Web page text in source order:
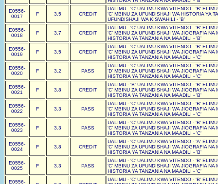
E0556-
0017
F 3.5 CREDIT
UALIMU - 'C' UALIMU KWA VITENDO - 'B'
'C' MBINU ZA UFUNDISHAJI WA HISTORIA YA
UFUNDISHAJI WA KISWAHILI - 'B'
E0556-
0018
F 3.7 CREDIT
UALIMU - 'C' UALIMU KWA VITENDO - 'B'
'C' MBINU ZA UFUNDISHAJI WA JIOGRAFIA NA
HISTORIA YA TANZANIA NA MAADILI - 'B'
E0556-
0019
F 3.5 CREDIT
UALIMU - 'C' UALIMU KWA VITENDO - 'B'
'C' MBINU ZA UFUNDISHAJI WA JIOGRAFIA NA
HISTORIA YA TANZANIA NA MAADILI - 'C'
E0556-
0020
F 3.2 PASS
UALIMU - 'C' UALIMU KWA VITENDO - 'B'
'D' MBINU ZA UFUNDISHAJI WA JIOGRAFIA NA
HISTORIA YA TANZANIA NA MAADILI - 'C'
E0556-
0021
F 3.8 CREDIT
UALIMU - 'B' UALIMU KWA VITENDO - 'B'
'C' MBINU ZA UFUNDISHAJI WA JIOGRAFIA NA
HISTORIA YA TANZANIA NA MAADILI - 'B'
E0556-
0022
F 3.3 PASS
UALIMU - 'C' UALIMU KWA VITENDO - 'B'
'C' MBINU ZA UFUNDISHAJI WA JIOGRAFIA NA
HISTORIA YA TANZANIA NA MAADILI - 'C'
E0556-
0023
F 3.3 PASS
UALIMU - 'C' UALIMU KWA VITENDO - 'B'
'C' MBINU ZA UFUNDISHAJI WA JIOGRAFIA NA
HISTORIA YA TANZANIA NA MAADILI - 'C'
E0556-
0024
F 3.8 CREDIT
UALIMU - 'C' UALIMU KWA VITENDO - 'A'
'C' MBINU ZA UFUNDISHAJI WA JIOGRAFIA NA
HISTORIA YA TANZANIA NA MAADILI - 'B'
E0556-
0025
F 3.3 PASS
UALIMU - 'C' UALIMU KWA VITENDO - 'B'
'C' MBINU ZA UFUNDISHAJI WA JIOGRAFIA NA
HISTORIA YA TANZANIA NA MAADILI - 'C'
E0556-
UALIMU - 'C' UALIMU KWA VITENDO - 'B'